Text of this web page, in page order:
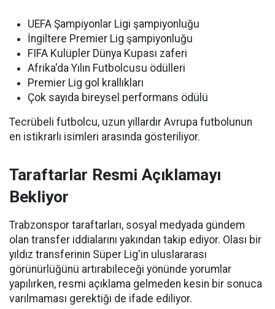
UEFA Şampiyonlar Ligi şampiyonluğu
İngiltere Premier Lig şampiyonluğu
FIFA Kulüpler Dünya Kupası zaferi
Afrika'da Yılın Futbolcusu ödülleri
Premier Lig gol krallıkları
Çok sayıda bireysel performans ödülü
Tecrübeli futbolcu, uzun yıllardır Avrupa futbolunun
en istikrarlı isimleri arasında gösteriliyor.
Taraftarlar Resmi Açıklamayı
Bekliyor
Trabzonspor taraftarları, sosyal medyada gündem
olan transfer iddialarını yakından takip ediyor. Olası bir
yıldız transferinin Süper Lig'in uluslararası
görünürlüğünü artırabileceği yönünde yorumlar
yapılırken, resmi açıklama gelmeden kesin bir sonuca
varılmaması gerektiği de ifade ediliyor.